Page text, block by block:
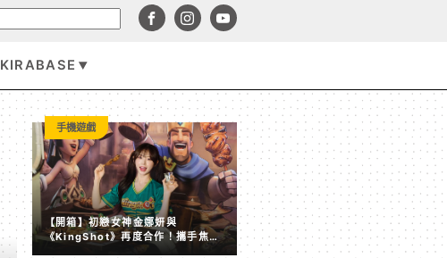
KIRABASE
手機遊戲
【開箱】初戀女神金娜妍與
《KingShot》再度合作！攜手焦糖
楓、柒息地推出「國王燒烤節」活動
手機遊戲